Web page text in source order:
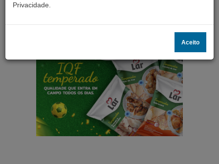
Privacidade.
Aceito